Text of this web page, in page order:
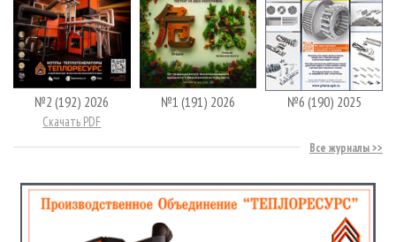
№2 (192) 2026
Скачать PDF
№1 (191) 2026 №6 (190) 2025
Все журналы